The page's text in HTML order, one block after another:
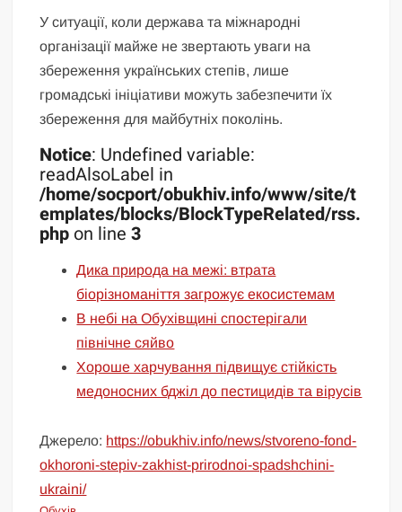
У ситуації, коли держава та міжнародні
організації майже не звертають уваги на
збереження українських степів, лише
громадські ініціативи можуть забезпечити їх
збереження для майбутніх поколінь.
Notice: Undefined variable:
readAlsoLabel in
/home/socport/obukhiv.info/www/site/t
emplates/blocks/BlockTypeRelated/rss.
php on line3
Дика природа на межі: втрата
біорізноманіття загрожує екосистемам
В небі на Обухівщині спостерігали
північне сяйво
Хороше харчування підвищує стійкість
медоносних бджіл до пестицидів та вірусів
Джерело: https://obukhiv.info/news/stvoreno-fond-
okhoroni-stepiv-zakhist-prirodnoi-spadshchini-
ukraini/